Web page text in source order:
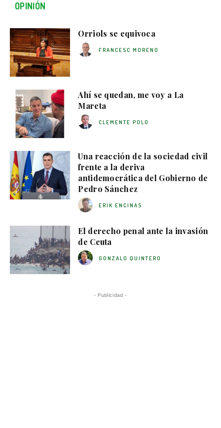
OPINIÓN
Orriols se equivoca
FRANCESC MORENO
Ahí se quedan, me voy a La
Mareta
CLEMENTE POLO
Una reacción de la sociedad civil
frente a la deriva
antidemocrática del Gobierno de
Pedro Sánchez
ERIK ENCINAS
El derecho penal ante la invasión
de Ceuta
GONZALO QUINTERO
- Publicidad -